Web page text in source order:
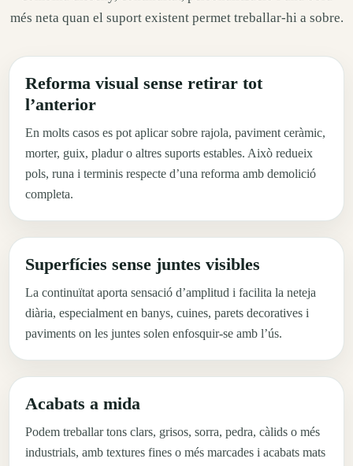
més neta quan el suport existent permet treballar-hi a sobre.
Reforma visual sense retirar tot
l’anterior
En molts casos es pot aplicar sobre rajola, paviment ceràmic,
morter, guix, pladur o altres suports estables. Això redueix
pols, runa i terminis respecte d’una reforma amb demolició
completa.
Superfícies sense juntes visibles
La continuïtat aporta sensació d’amplitud i facilita la neteja
diària, especialment en banys, cuines, parets decoratives i
paviments on les juntes solen enfosquir-se amb l’ús.
Acabats a mida
Podem treballar tons clars, grisos, sorra, pedra, càlids o més
industrials, amb textures fines o més marcades i acabats mats